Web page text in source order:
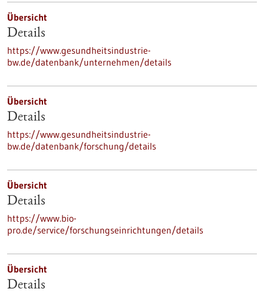
Übersicht
Details
https://www.gesundheitsindustrie-
bw.de/datenbank/unternehmen/details
Übersicht
Details
https://www.gesundheitsindustrie-
bw.de/datenbank/forschung/details
Übersicht
Details
https://www.bio-
pro.de/service/forschungseinrichtungen/details
Übersicht
Details